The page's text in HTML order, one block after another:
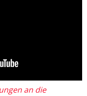
an die